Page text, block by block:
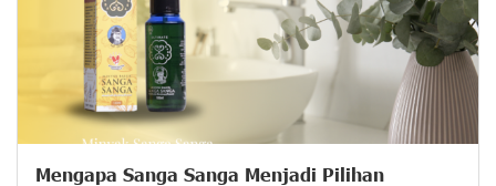
Mengapa Sanga Sanga Menjadi Pilihan